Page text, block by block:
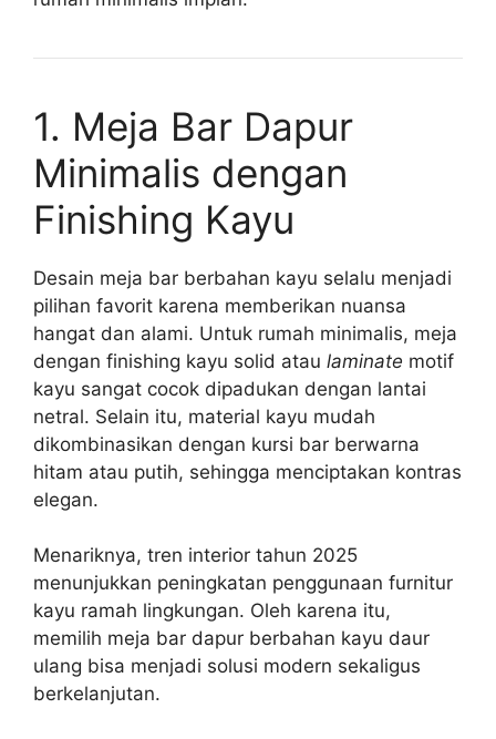
1. Meja Bar Dapur
Minimalis dengan
Finishing Kayu
Desain meja bar berbahan kayu selalu menjadi
pilihan favorit karena memberikan nuansa
hangat dan alami. Untuk rumah minimalis, meja
dengan finishing kayu solid atau laminate motif
kayu sangat cocok dipadukan dengan lantai
netral. Selain itu, material kayu mudah
dikombinasikan dengan kursi bar berwarna
hitam atau putih, sehingga menciptakan kontras
elegan.
Menariknya, tren interior tahun 2025
menunjukkan peningkatan penggunaan furnitur
kayu ramah lingkungan. Oleh karena itu,
memilih meja bar dapur berbahan kayu daur
ulang bisa menjadi solusi modern sekaligus
berkelanjutan.